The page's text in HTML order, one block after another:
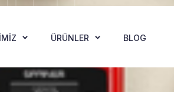
ÜRÜNLER BLOG